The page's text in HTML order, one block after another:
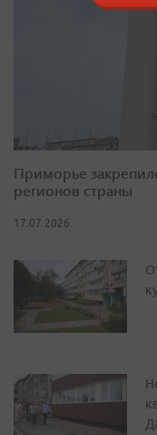
Приморье
регионов страны
17.07.2026